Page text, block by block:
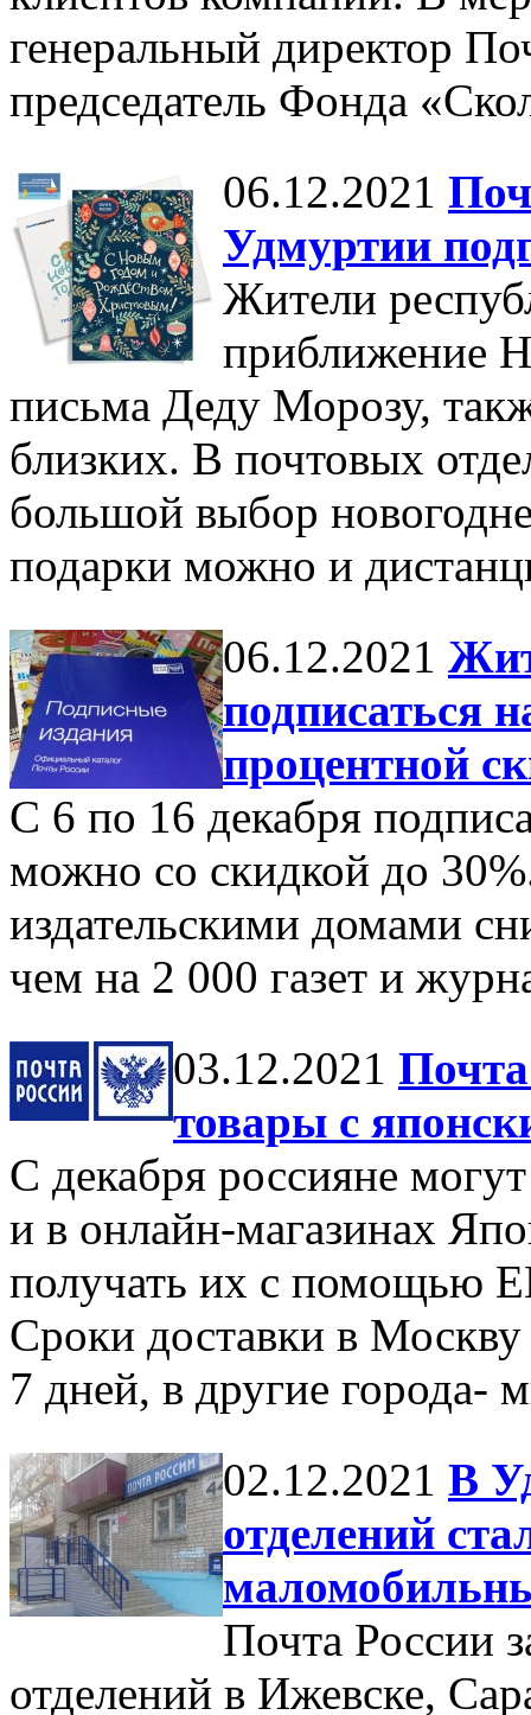
генеральный директор
председатель Фонда
06.12.2021
Удмуртии
Жители
приближение
письма Деду Морозу,
близких. В почтовых
большой выбор
подарки можно и
06.12.2021
подписаться
процентной
С 6 по 16 декабря
можно со скидкой до
издательскими домами
чем на 2 000 газет и
03.12.2021
товары с
С декабря россияне
и в онлайн-магазинах
получать их с помощью
Сроки доставки в Москву
7 дней, в другие города-
02.12.2021 В
отделений
Почта России
отделений в Ижевске,